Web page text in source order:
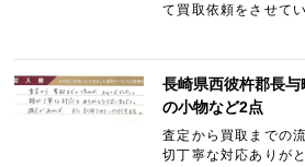
て買取依頼をさせて
長崎県西彼杵郡長
の小物など2点
査定から買取までの
切丁寧な対応ありが